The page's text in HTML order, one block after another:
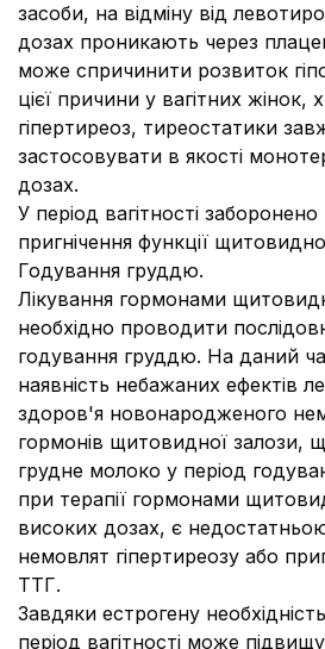
засоби, на відміну від
дозах проникають через
може спричинити розвиток
цієї причини у вагітних жінок,
гіпертиреоз, тиреостатики
застосовувати в якості
дозах.
У період вагітності
пригнічення функції
Годування груддю.
Лікування гормонами
необхідно проводити
годування груддю. На даний
наявність небажаних ефектів
здоров'я новонародженого
гормонів щитовидної залози,
грудне молоко у період
при терапії гормонами
високих дозах, є
немовлят гіпертиреозу або
ТТГ.
Завдяки естрогену
період вагітності може